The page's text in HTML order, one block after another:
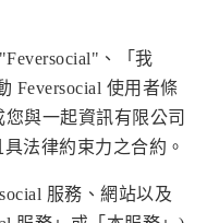
、「我
Feversocial 使用者條
與一起資訊有限公司
法律約束力之合約。
服務、網站以及